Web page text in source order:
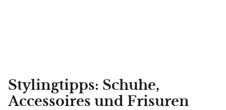
Stylingtipps: Schuhe,
Accessoires und Frisuren